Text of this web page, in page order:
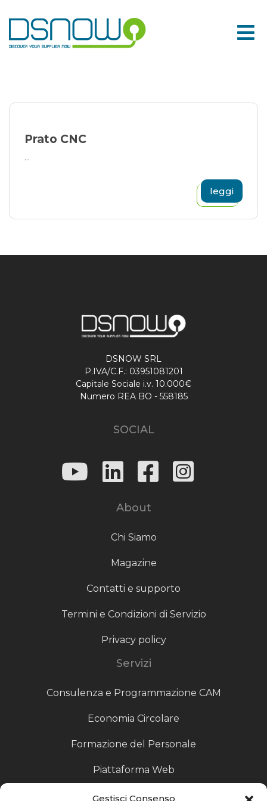
Gestisci Consenso
to
content
Prato CNC
...
leggi
DSNOW SRL
P.IVA/C.F.: 03951081201
Capitale Sociale i.v. 10.000€
Numero REA BO - 558185
SOCIAL
About
Chi Siamo
Magazine
Contatti e supporto
Termini e Condizioni di Servizio
Privacy policy
Servizi
Consulenza e Programmazione CAM
Economia Circolare
Formazione del Personale
Piattaforma Web
Scouting fornitori